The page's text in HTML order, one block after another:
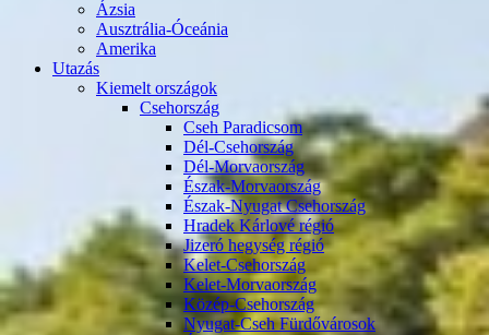
Ázsia
Ausztrália-Óceánia
Amerika
Utazás
Kiemelt országok
Csehország
Cseh Paradicsom
Dél-Csehország
Dél-Morvaország
Észak-Morvaország
Észak-Nyugat Csehország
Hradek Kárlové régió
Jizeró hegység régió
Kelet-Csehország
Kelet-Morvaország
Közép-Csehország
Nyugat-Cseh Fürdővárosok